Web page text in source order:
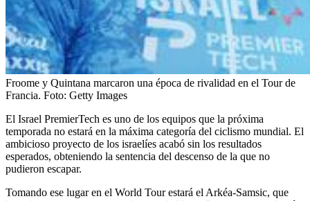
Froome y Quintana marcaron una época de rivalidad en el Tour de
Francia. Foto: Getty Images
El Israel PremierTech es uno de los equipos que la próxima
temporada no estará en la máxima categoría del ciclismo mundial. El
ambicioso proyecto de los israelíes acabó sin los resultados
esperados, obteniendo la sentencia del descenso de la que no
pudieron escapar.
Tomando ese lugar en el World Tour estará el Arkéa-Samsic, que